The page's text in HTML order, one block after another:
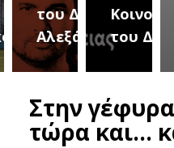
του Δήμου
Αλεξάνδρειαςτου Δήμου
Στην
τώρα και…